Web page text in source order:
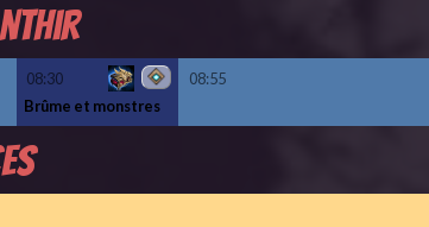
08:30
Brûme et monstres
08:55